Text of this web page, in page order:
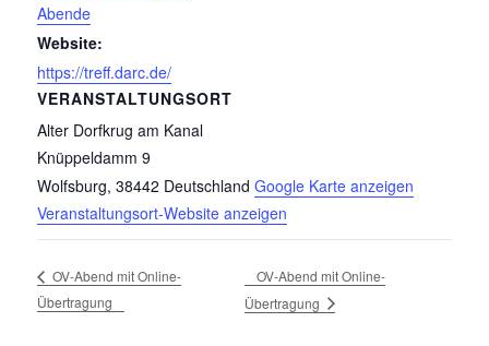
Abende
Website:
https://treff.darc.de/
VERANSTALTUNGSORT
Alter Dorfkrug am Kanal
Knüppeldamm 9
Wolfsburg, 38442 Deutschland Google Karte anzeigen
Veranstaltungsort-Website anzeigen
OV-Abend mit Online-
Übertragung
OV-Abend mit Online-
Übertragung